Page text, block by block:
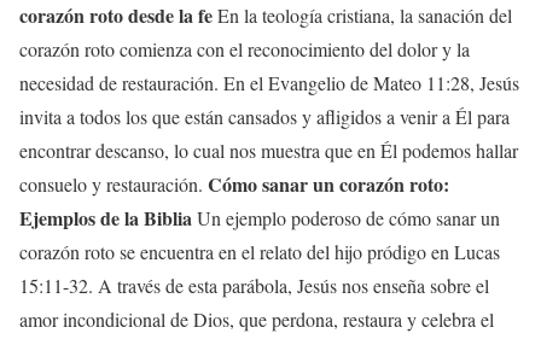
corazón roto desde la feEn la teología cristiana, la sanación del
corazón roto comienza con el reconocimiento del dolor y la
necesidad de restauración. En el Evangelio de Mateo 11:28, Jesús
invita a todos los que están cansados y afligidos a venir a Él para
encontrar descanso, lo cual nos muestra que en Él podemos hallar
consuelo y restauración. Cómo sanar un corazón roto:
Ejemplos de la BibliaUn ejemplo poderoso de cómo sanar un
corazón roto se encuentra en el relato del hijo pródigo en Lucas
15:11-32. A través de esta parábola, Jesús nos enseña sobre el
amor incondicional de Dios, que perdona, restaura y celebra el